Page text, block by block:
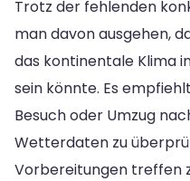
Trotz der fehlenden
man davon ausgehen,
das kontinentale Klima
sein könnte. Es
Besuch oder Umzug
Wetterdaten zu
Vorbereitungen treffen